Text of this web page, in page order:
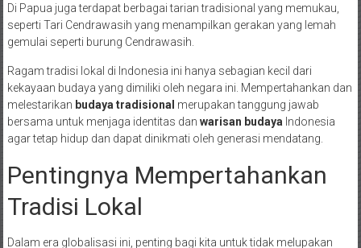
Di Papua juga terdapat berbagai tarian tradisional yang memukau,
seperti Tari Cendrawasih yang menampilkan gerakan yang lemah
gemulai seperti burung Cendrawasih.
Ragam tradisi lokal di Indonesia ini hanya sebagian kecil dari
kekayaan budaya yang dimiliki oleh negara ini. Mempertahankan dan
melestarikan budaya tradisional merupakan tanggung jawab
bersama untuk menjaga identitas dan warisan budaya Indonesia
agar tetap hidup dan dapat dinikmati oleh generasi mendatang.
Pentingnya Mempertahankan
Tradisi Lokal
Dalam era globalisasi ini, penting bagi kita untuk tidak melupakan